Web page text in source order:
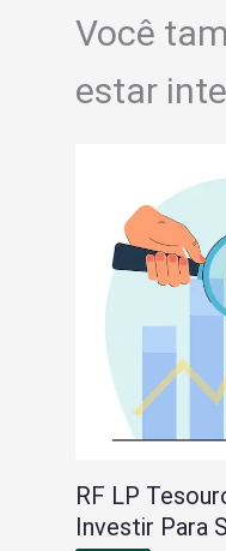
Você
estar
RF LP
Investir Para